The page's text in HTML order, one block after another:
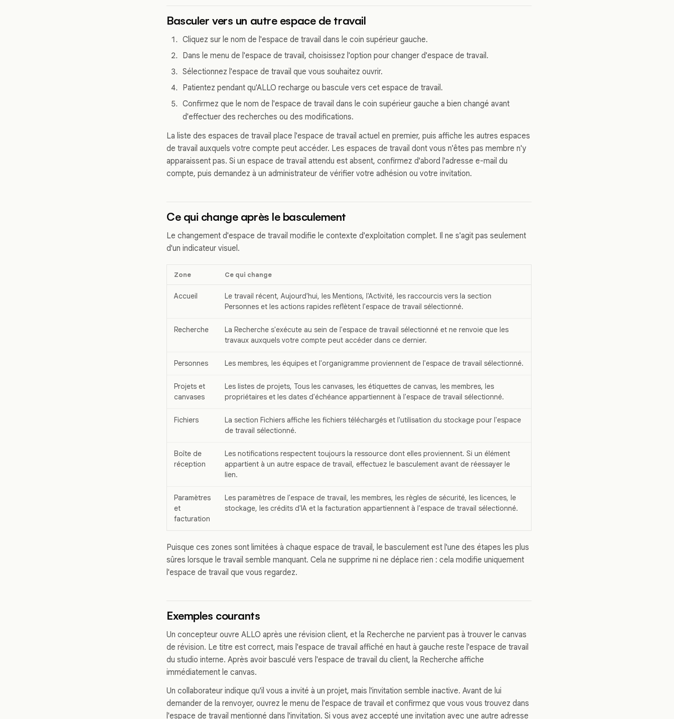
Basculer vers un autre espace de travail
Cliquez sur le nom de l'espace de travail dans le coin supérieur gauche.
Dans le menu de l'espace de travail, choisissez l'option pour changer d'espace de travail.
Sélectionnez l'espace de travail que vous souhaitez ouvrir.
Patientez pendant qu'ALLO recharge ou bascule vers cet espace de travail.
Confirmez que le nom de l'espace de travail dans le coin supérieur gauche a bien changé avant
d'effectuer des recherches ou des modifications.
La liste des espaces de travail place l'espace de travail actuel en premier, puis affiche les autres espaces
de travail auxquels votre compte peut accéder. Les espaces de travail dont vous n'êtes pas membre n'y
apparaissent pas. Si un espace de travail attendu est absent, confirmez d'abord l'adresse e-mail du
compte, puis demandez à un administrateur de vérifier votre adhésion ou votre invitation.
Ce qui change après le basculement
Le changement d'espace de travail modifie le contexte d'exploitation complet. Il ne s'agit pas seulement
d'un indicateur visuel.
Zone Ce qui change
Accueil
Le travail récent, Aujourd'hui, les Mentions, l'Activité, les raccourcis vers la section
Personnes et les actions rapides reflètent l'espace de travail sélectionné.
Recherche
La Recherche s'exécute au sein de l'espace de travail sélectionné et ne renvoie que les
travaux auxquels votre compte peut accéder dans ce dernier.
Personnes Les membres, les équipes et l'organigramme proviennent de l'espace de travail sélectionné.
Projets et
canvases
Les listes de projets, Tous les canvases, les étiquettes de canvas, les membres, les
propriétaires et les dates d'échéance appartiennent à l'espace de travail sélectionné.
Fichiers
La section Fichiers affiche les fichiers téléchargés et l'utilisation du stockage pour l'espace
de travail sélectionné.
Boîte de
réception
Les notifications respectent toujours la ressource dont elles proviennent. Si un élément
appartient à un autre espace de travail, effectuez le basculement avant de réessayer le
lien.
Paramètres
et
facturation
Les paramètres de l'espace de travail, les membres, les règles de sécurité, les licences, le
stockage, les crédits d'IA et la facturation appartiennent à l'espace de travail sélectionné.
Puisque ces zones sont limitées à chaque espace de travail, le basculement est l'une des étapes les plus
sûres lorsque le travail semble manquant. Cela ne supprime ni ne déplace rien : cela modifie uniquement
l'espace de travail que vous regardez.
Exemples courants
Un concepteur ouvre ALLO après une révision client, et la Recherche ne parvient pas à trouver le canvas
de révision. Le titre est correct, mais l'espace de travail affiché en haut à gauche reste l'espace de travail
du studio interne. Après avoir basculé vers l'espace de travail du client, la Recherche affiche
immédiatement le canvas.
Un collaborateur indique qu'il vous a invité à un projet, mais l'invitation semble inactive. Avant de lui
demander de la renvoyer, ouvrez le menu de l'espace de travail et confirmez que vous vous trouvez dans
l'espace de travail mentionné dans l'invitation. Si vous avez accepté une invitation avec une autre adresse